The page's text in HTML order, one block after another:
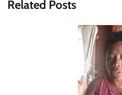
Related Posts